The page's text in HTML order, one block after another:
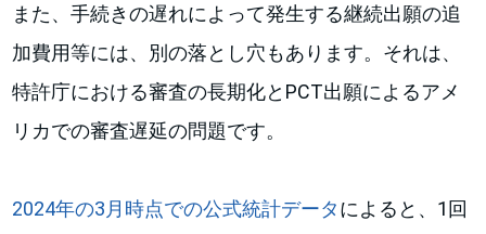
また、手続きの遅れによって発生する継続出願の追
加費用等には、別の落とし穴もあります。それは、
特許庁における審査の長期化とPCT出願によるアメ
リカでの審査遅延の問題です。
2024年の3月時点での公式統計データによると、1回